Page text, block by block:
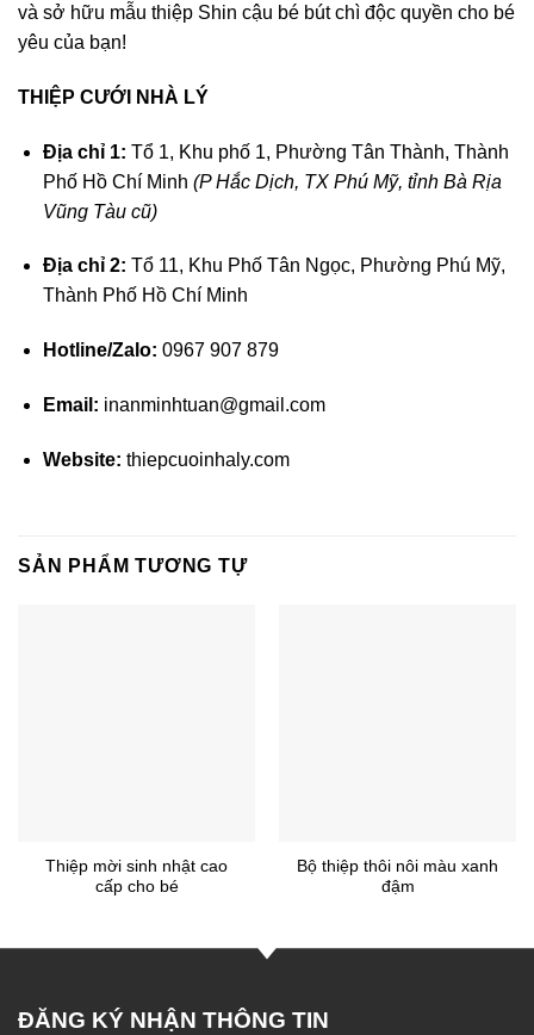
và sở hữu mẫu thiệp Shin cậu bé bút chì độc quyền cho bé
yêu của bạn!
THIỆP CƯỚI NHÀ LÝ
Địa chỉ 1: Tổ 1, Khu phố 1, Phường Tân Thành, Thành
Phố Hồ Chí Minh (P Hắc Dịch, TX Phú Mỹ, tỉnh Bà Rịa
Vũng Tàu cũ)
Địa chỉ 2: Tổ 11, Khu Phố Tân Ngọc, Phường Phú Mỹ,
Thành Phố Hồ Chí Minh
Hotline/Zalo: 0967 907 879
Email: inanminhtuan@gmail.com
Website: thiepcuoinhaly.com
SẢN PHẨM TƯƠNG TỰ
Thiệp mời sinh nhật cao
cấp cho bé
Bộ thiệp thôi nôi màu xanh
đậm
ĐĂNG KÝ NHẬN THÔNG TIN